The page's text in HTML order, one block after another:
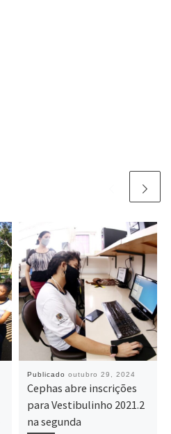
Publicado outubro 29, 2024
Cephas abre inscrições
para Vestibulinho 2021.2
na segunda